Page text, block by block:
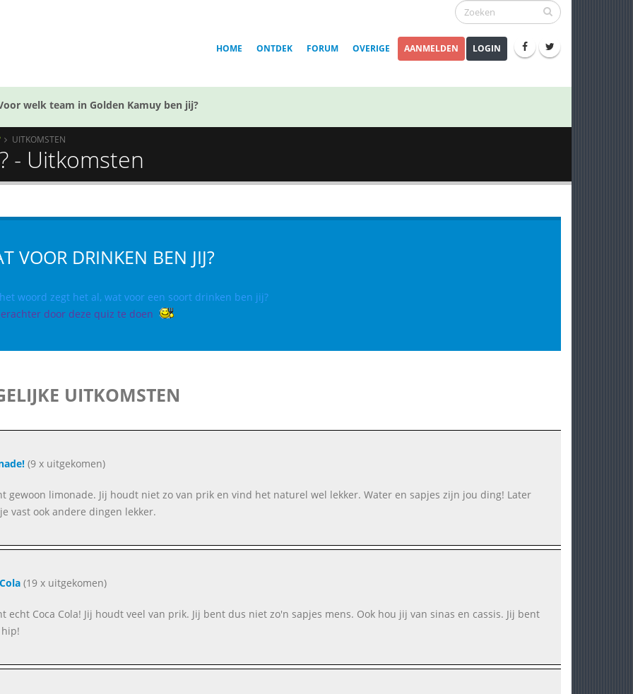
HOME ONTDEK FORUM OVERIGE AANMELDEN LOGIN
welk team in Golden Kamuy ben jij?
UITKOMSTEN
- Uitkomsten
VOOR DRINKEN BEN JIJ?
woord zegt het al, wat voor een soort drinken ben jij?
door deze quiz te doen
UITKOMSTEN
(9 x uitgekomen)
gewoon limonade. Jij houdt niet zo van prik en vind het naturel wel lekker. Water en sapjes zijn jou ding! Later
vast ook andere dingen lekker.
(19 x uitgekomen)
echt Coca Cola! Jij houdt veel van prik. Jij bent dus niet zo'n sapjes mens. Ook hou jij van sinas en cassis. Jij bent